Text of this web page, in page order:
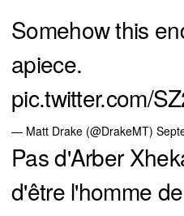
Somehow this
apiece.
pic.twitter.com/
— Matt Drake (@DrakeMT)
Pas d'Arber
d'être l'homme